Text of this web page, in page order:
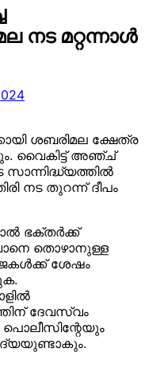
നട മറ്റന്നാൾ
ശബരിമല ക്ഷേത്ര
വൈകിട്ട് അഞ്ച്
സാന്നിദ്ധ്യത്തില്‍
നട തുറന്ന് ദീപം
ഭക്തര്‍ക്ക്
തൊഴാനുള്ള
ശേഷം
ദേവസ്വം
പൊലീസിന്റേയും